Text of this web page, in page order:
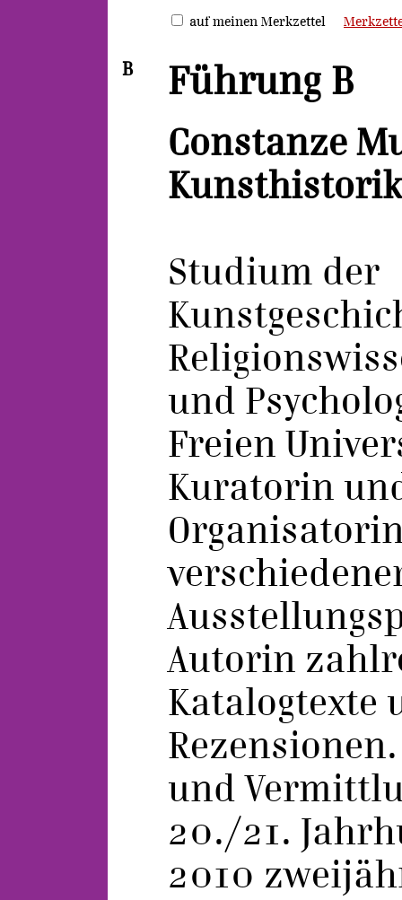
auf meinen Merkzettel
B Führung B
Constanze
Studium der
und
Freien
Kuratorin
Autorin
Katalogtexte
und
20./21.
2010